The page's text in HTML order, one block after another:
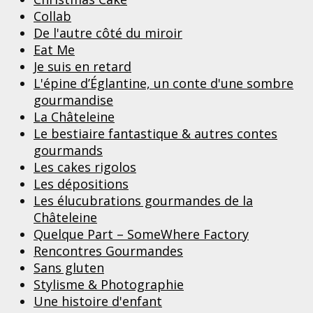
Collab
De l'autre côté du miroir
Eat Me
Je suis en retard
L'épine d’Églantine, un conte d'une sombre
gourmandise
La Châteleine
Le bestiaire fantastique & autres contes
gourmands
Les cakes rigolos
Les dépositions
Les élucubrations gourmandes de la
Châteleine
Quelque Part – SomeWhere Factory
Rencontres Gourmandes
Sans gluten
Stylisme & Photographie
Une histoire d'enfant